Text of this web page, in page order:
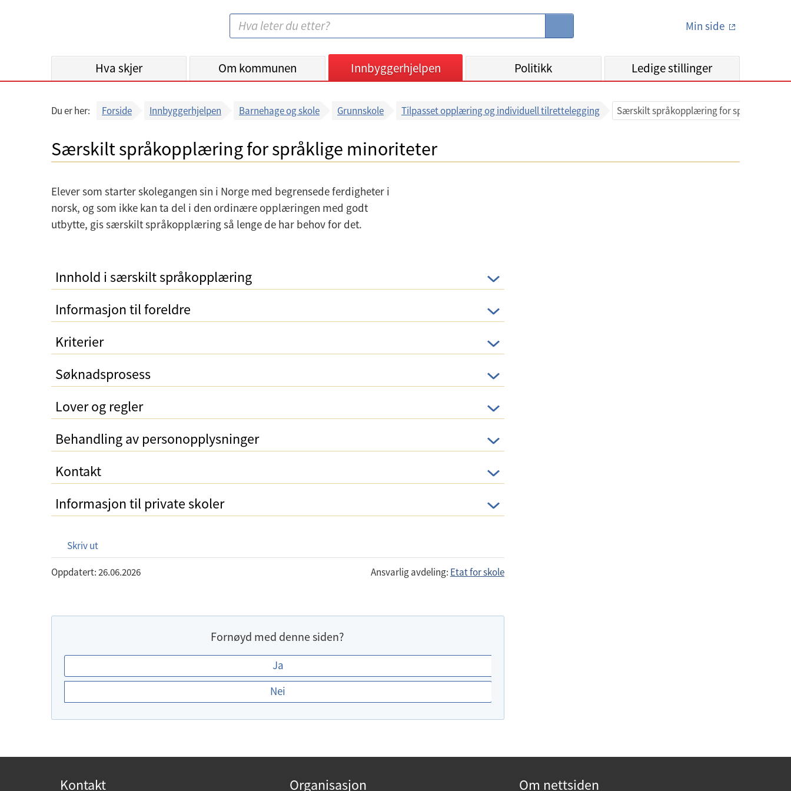
e
k
m
m
n
e
ø
k
:
S
Min side
Hva skjer Om kommunen Innbyggerhjelpen Politikk Ledige stillinger
Du er her: Forside Innbyggerhjelpen Barnehage og skole Grunnskole Tilpasset opplæring og individuell tilrettelegging Særskilt språkopplæring for språklige
Særskilt språkopplæring for språklige minoriteter
Elever som starter skolegangen sin i Norge med begrensede ferdigheter i
norsk, og som ikke kan ta del i den ordinære opplæringen med godt
utbytte, gis særskilt språkopplæring så lenge de har behov for det.
Innhold i særskilt språkopplæring
Informasjon til foreldre
Kriterier
Søknadsprosess
Lover og regler
Behandling av personopplysninger
Kontakt
Informasjon til private skoler
Skriv ut
Oppdatert: 26.06.2026 Ansvarlig avdeling: Etat for skole
Fornøyd med denne siden?
E
r
r
n
Ja
Nei
Kontakt Organisasjon Om nettsiden